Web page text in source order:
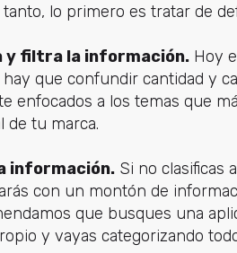
tanto, lo primero es tratar de
y filtra la información. Hoy
que confundir cantidad y
enfocados a los temas que
de tu marca.
información. Si no clasificas
con un montón de
que busques una
y vayas categorizando